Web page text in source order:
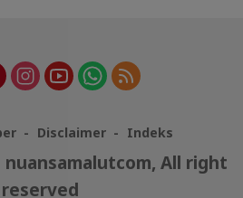
Disclaimer Indeks
nuansamalutcom, All right
reserved